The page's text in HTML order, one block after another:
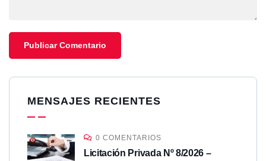
MENSAJES RECIENTES
0 COMENTARIOS
Licitación Privada Nº 8/2026 –